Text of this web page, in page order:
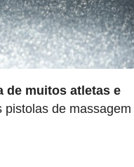
de muitos atletas e
pistolas de massagem